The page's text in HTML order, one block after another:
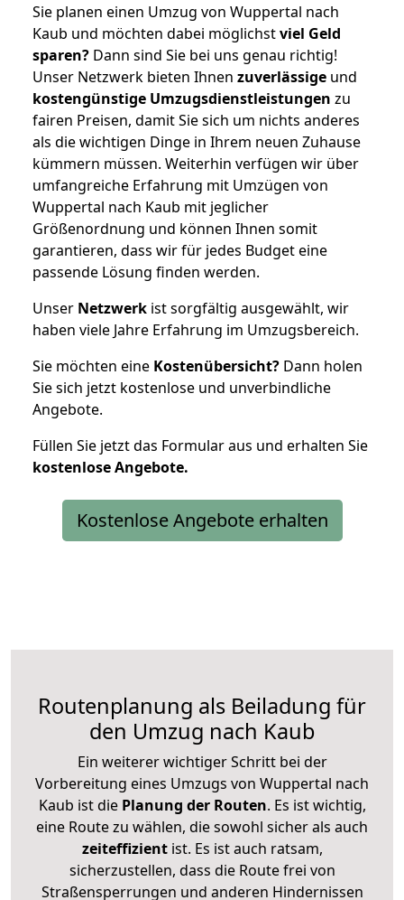
Sie planen einen Umzug von Wuppertal nach
Kaub und möchten dabei möglichstviel Geld
sparen? Dann sind Sie bei uns genau richtig!
Unser Netzwerk bieten Ihnen zuverlässige und
kostengünstige Umzugsdienstleistungen zu
fairen Preisen, damit Sie sich um nichts anderes
als die wichtigen Dinge in Ihrem neuen Zuhause
kümmern müssen. Weiterhin verfügen wir über
umfangreiche Erfahrung mit Umzügen von
Wuppertal nach Kaub mit jeglicher
Größenordnung und können Ihnen somit
garantieren, dass wir für jedes Budget eine
passende Lösung finden werden.
Unser Netzwerk ist sorgfältig ausgewählt, wir
haben viele Jahre Erfahrung im Umzugsbereich.
Sie möchten eine Kostenübersicht? Dann holen
Sie sich jetzt kostenlose und unverbindliche
Angebote.
Füllen Sie jetzt das Formular aus und erhalten Sie
kostenloseAngebote.
Kostenlose Angebote erhalten
Routenplanung als Beiladung für
den Umzug nach Kaub
Ein weiterer wichtiger Schritt bei der
Vorbereitung eines Umzugs von Wuppertal nach
Kaub ist diePlanung der Routen. Es ist wichtig,
eine Route zu wählen, die sowohl sicher als auch
zeiteffizientist. Es ist auch ratsam,
sicherzustellen, dass die Route frei von
Straßensperrungen und anderen Hindernissen